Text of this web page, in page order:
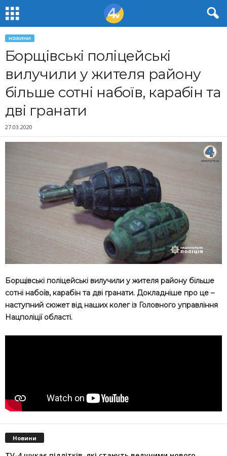
НОВИНИ
Борщівські поліцейські
вилучили у жителя району
більше сотні набоїв, карабін та
дві гранати
27.03.2020
Борщівські поліцейські вилучили у жителя району більше
сотні набоїв, карабін та дві гранати. Докладніше про це –
наступний сюжет від наших колег із Головного управління
Нацполіції області.
Новини